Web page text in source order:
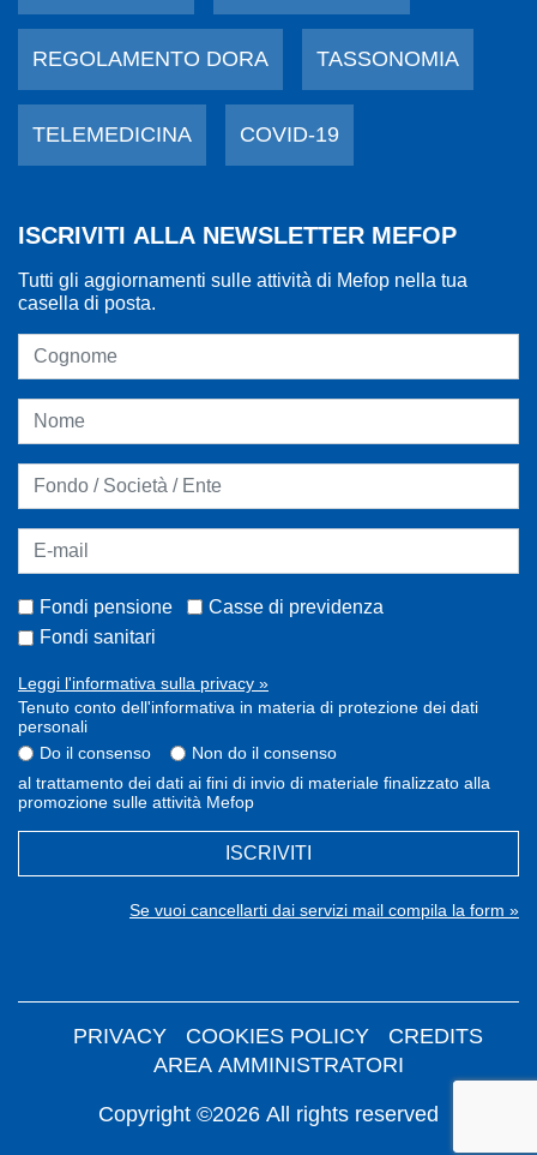
REGOLAMENTO DORA TASSONOMIA
TELEMEDICINA COVID-19
ISCRIVITI ALLA NEWSLETTER MEFOP
Tutti gli aggiornamenti sulle attività di Mefop nella tua
casella di posta.
Fondi pensione
Casse di previdenza
Fondi sanitari
Leggi l'informativa sulla privacy »
Tenuto conto dell'informativa in materia di protezione dei dati
personali
Do il consenso
Non do il consenso
al trattamento dei dati ai fini di invio di materiale finalizzato alla
promozione sulle attività Mefop
ISCRIVITI
Se vuoi cancellarti dai servizi mail compila la form »
Copyright ©2026 All rights reserved
PRIVACY COOKIES POLICY
CREDITS
AREA AMMINISTRATORI